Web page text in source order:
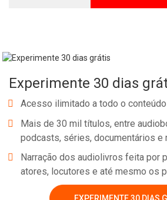
Experimente 30 dias
Acesso ilimitado a todo o
Mais de 30 mil títulos, entre
podcasts, séries, documentários e
Narração dos audiolivros feita por
atores, locutores e até mesmo os